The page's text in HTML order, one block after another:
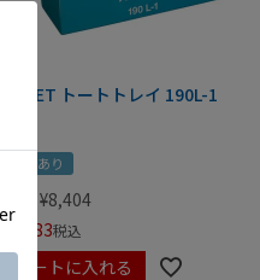
HAZET トートトレイ 190L-1
動画あり
¥8,404
¥7,983税込
カートに入れる